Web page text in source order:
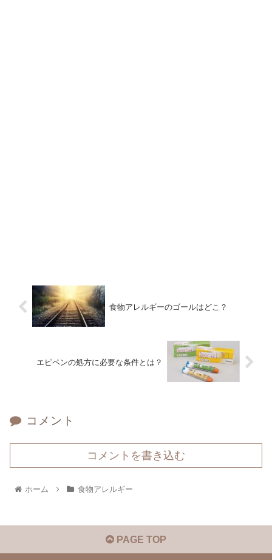
食物アレルギーのゴールはどこ？
エピペンの処方に必要な条件とは？
コメント
コメントを書き込む
ホーム 食物アレルギー
PAGE TOP